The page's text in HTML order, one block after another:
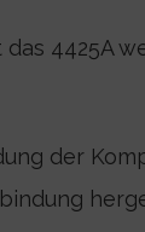
4425A
der